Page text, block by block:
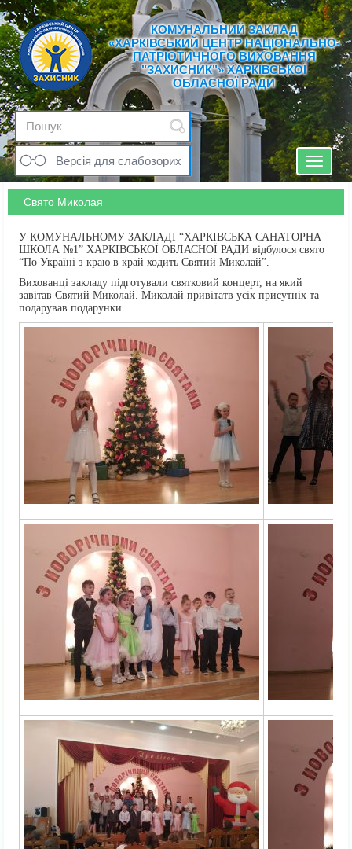
КОМУНАЛЬНИЙ ЗАКЛАД
«ХАРКІВСЬКИЙ ЦЕНТР НАЦІОНАЛЬНО-
ПАТРІОТИЧНОГО ВИХОВАННЯ
"ЗАХИСНИК"» ХАРКІВСЬКОЇ
ОБЛАСНОЇ РАДИ
Версія для слабозорих
Toggle
Свято Миколая
У КОМУНАЛЬНОМУ ЗАКЛАДІ “ХАРКІВСЬКА САНАТОРНА
ШКОЛА №1” ХАРКІВСЬКОЇ ОБЛАСНОЇ РАДИ відбулося свято
“По Україні з краю в край ходить Святий Миколай”.
Вихованці закладу підготували святковий концерт, на який
завітав Святий Миколай. Миколай привітатв усіх присутніх та
подарував подарунки.